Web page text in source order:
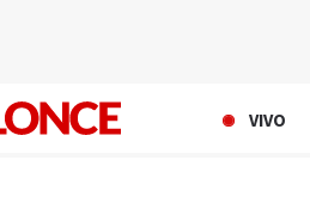
VIVO